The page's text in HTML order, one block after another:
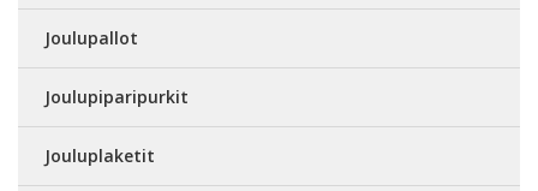
Joulupallot
Joulupiparipurkit
Jouluplaketit